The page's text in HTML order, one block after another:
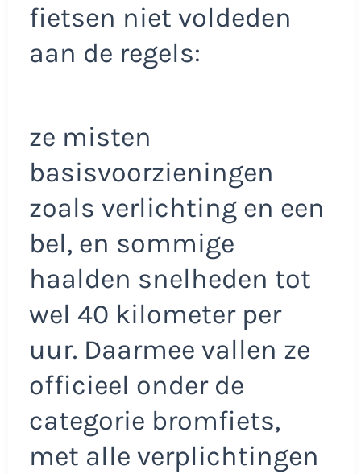
fietsen niet voldeden
aan de regels:
ze misten
basisvoorzieningen
zoals verlichting en een
bel, en sommige
haalden snelheden tot
wel 40 kilometer per
uur. Daarmee vallen ze
officieel onder de
categorie bromfiets,
met alle verplichtingen